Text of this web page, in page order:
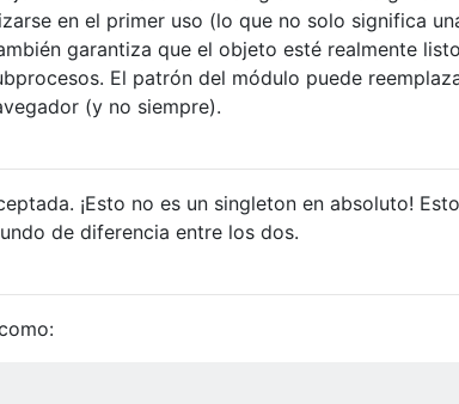
en el primer uso (lo que no solo significa
garantiza que el objeto esté realmente
El patrón del módulo puede
(y no siempre).
¡Esto no es un singleton en absoluto!
de diferencia entre los dos.